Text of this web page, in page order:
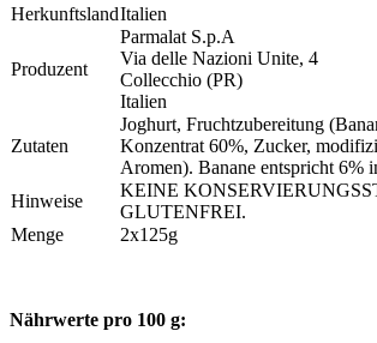
HerkunftslandItalien
Produzent
Parmalat S.p.A
Via delle Nazioni Unite, 4
Collecchio (PR)
Italien
Zutaten
Joghurt, Fruchtzubereitung
Konzentrat 60%, Zucker,
Aromen). Banane entspricht 6%
Hinweise
KEINE
GLUTENFREI.
Menge
2x125g
Nährwerte pro 100 g: